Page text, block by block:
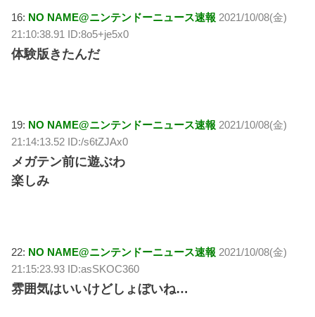
16: NO NAME@ニンテンドーニュース速報 2021/10/08(金)
21:10:38.91 ID:8o5+je5x0
体験版きたんだ
19: NO NAME@ニンテンドーニュース速報 2021/10/08(金)
21:14:13.52 ID:/s6tZJAx0
メガテン前に遊ぶわ
楽しみ
22: NO NAME@ニンテンドーニュース速報 2021/10/08(金)
21:15:23.93 ID:asSKOC360
雰囲気はいいけどしょぼいね…